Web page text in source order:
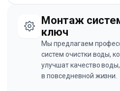
Монтаж
ключ
Мы предлагаем
систем очистки воды,
улучшат качество
в повседневной жизни.